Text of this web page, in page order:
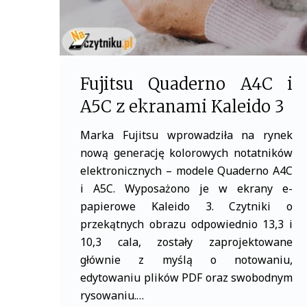
Fujitsu Quaderno A4C i
A5C z ekranami Kaleido 3
Marka Fujitsu wprowadziła na rynek
nową generację kolorowych notatników
elektronicznych – modele Quaderno A4C
i A5C. Wyposażono je w ekrany e-
papierowe Kaleido 3. Czytniki o
przekątnych obrazu odpowiednio 13,3 i
10,3 cala, zostały zaprojektowane
głównie z myślą o notowaniu,
edytowaniu plików PDF oraz swobodnym
rysowaniu.…